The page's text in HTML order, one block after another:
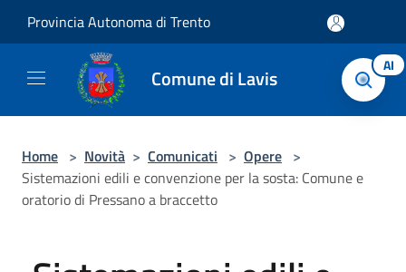
Provincia Autonoma di Trento
Comune di Lavis AI
Home > Novità > Comunicati > Opere >
Sistemazioni edili e convenzione per la sosta: Comune e
oratorio di Pressano a braccetto